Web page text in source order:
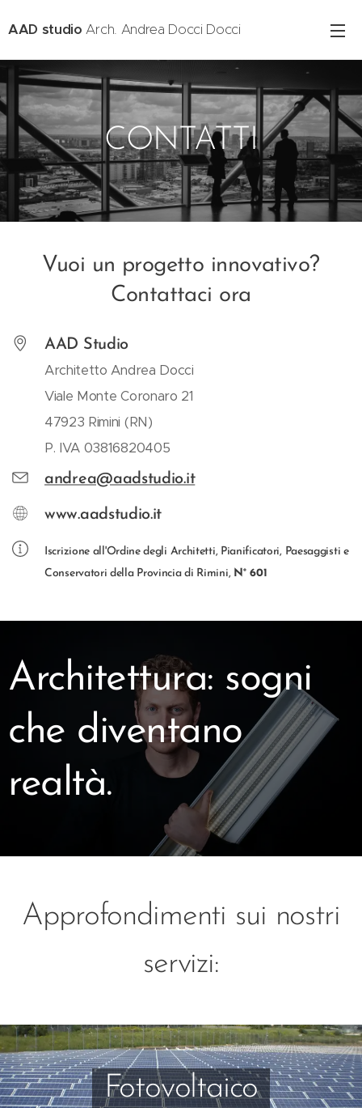
AAD studioArch. Andrea Docci Docci
CONTATTI
Vuoi un progetto innovativo?
Contattaci ora
AAD Studio
Architetto Andrea Docci
Viale Monte Coronaro 21
47923 Rimini (RN)
P. IVA 03816820405
andrea@aadstudio.it
www.aadstudio.it
Iscrizione all'Ordine degli Architetti, Pianificatori, Paesaggisti e
Conservatori della Provincia di Rimini, N° 601
Architettura: sogni
che diventano
realtà.
Approfondimenti sui nostri
servizi:
Fotovoltaico